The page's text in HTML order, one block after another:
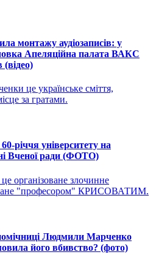
монтажу аудіозаписів: у
Апеляційна палата ВАКС
(відео)
це українське сміття,
за гратами.
річчя університету на
Вченої ради (ФОТО)
організоване злочинне
"професором" КРИСОВАТИМ.
Людмили Марченко
його вбивство? (фото)